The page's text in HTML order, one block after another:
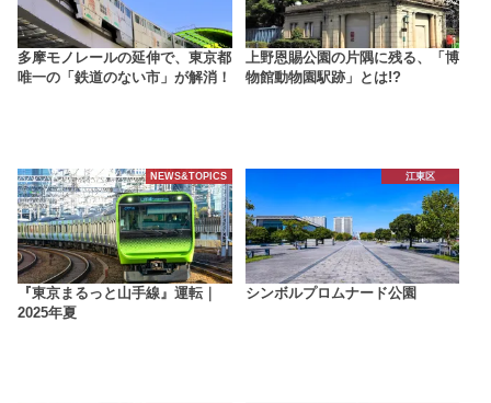
多摩モノレールの延伸で、東京都
唯一の「鉄道のない市」が解消！
上野恩賜公園の片隅に残る、「博
物館動物園駅跡」とは!?
NEWS&TOPICS
『東京まるっと山手線』運転｜
2025年夏
江東区
シンボルプロムナード公園